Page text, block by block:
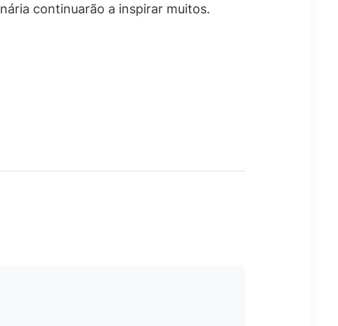
continuarão a inspirar muitos.